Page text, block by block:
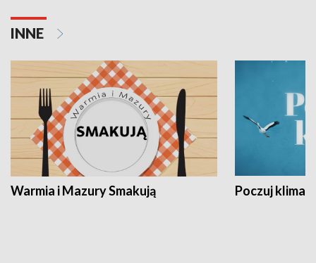
INNE
Warmia i Mazury Smakują Poczuj klimat